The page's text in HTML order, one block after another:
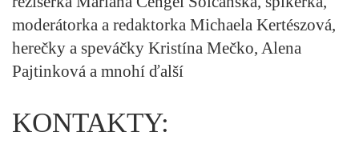
moderátorka a redaktorka Michaela Kertészová,
herečky a speváčky Kristína Mečko, Alena
Pajtinková a mnohí ďalší
KONTAKTY: